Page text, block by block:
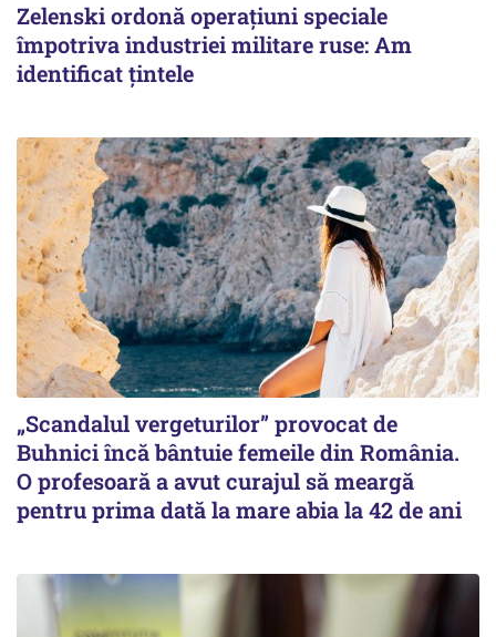
Zelenski ordonă operațiuni speciale
împotriva industriei militare ruse: Am
identificat țintele
„Scandalul vergeturilor” provocat de
Buhnici încă bântuie femeile din România.
O profesoară a avut curajul să meargă
pentru prima dată la mare abia la 42 de ani